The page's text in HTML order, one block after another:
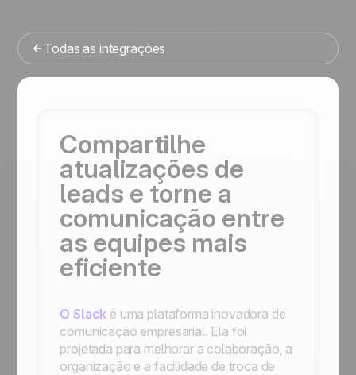
Todas as integrações
Compartilhe
atualizações de
leads e torne a
comunicação entre
as equipes mais
eficiente
O Slack é uma plataforma inovadora de
comunicação empresarial. Ela foi
projetada para melhorar a colaboração, a
organização e a facilidade de troca de